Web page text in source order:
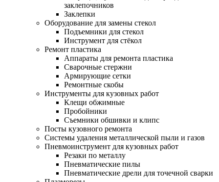
заклепочников
Заклепки
Оборудование для замены стекол
Подъемники для стекол
Инструмент для стёкол
Ремонт пластика
Аппараты для ремонта пластика
Сварочные стержни
Армирующие сетки
Ремонтные скобы
Инструменты для кузовных работ
Клещи обжимные
Пробойники
Съемники обшивки и клипс
Посты кузовного ремонта
Системы удаления металлической пыли и газов
Пневмоинструмент для кузовных работ
Резаки по металлу
Пневматические пилы
Пневматические дрели для точечной сварки